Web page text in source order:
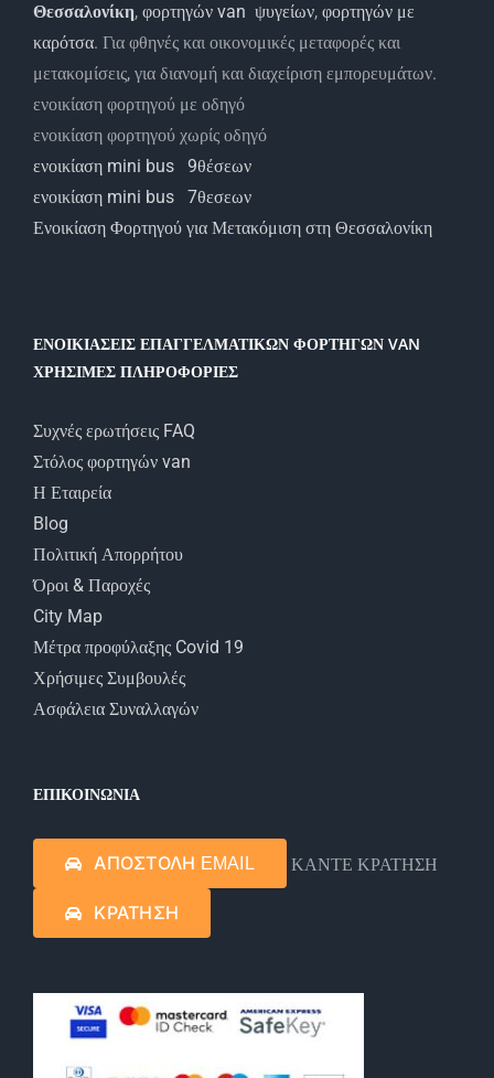
Θεσσαλονίκη, φορτηγών van ψυγείων, φορτηγών με
καρότσα. Για φθηνές και οικονομικές μεταφορές και
μετακομίσεις, για διανομή και διαχείριση εμπορευμάτων.
ενοικίαση φορτηγού με οδηγό
ενοικίαση φορτηγού χωρίς οδηγό
ενοικίαση mini bus 9θέσεων
ενοικίαση mini bus 7θεσεων
Ενοικίαση Φορτηγού για Μετακόμιση στη Θεσσαλονίκη
ΕΝΟΙΚΙΑΣΕΙΣ ΕΠΑΓΓΕΛΜΑΤΙΚΩΝ ΦΟΡΤΗΓΩΝ VAN
ΧΡΗΣΙΜΕΣ ΠΛΗΡΟΦΟΡΙΕΣ
Συχνές ερωτήσεις FAQ
Στόλος φορτηγών van
Η Εταιρεία
Blog
Πολιτική Απορρήτου
Όροι & Παροχές
City Map
Μέτρα προφύλαξης Covid 19
Χρήσιμες Συμβουλές
Ασφάλεια Συναλλαγών
ΕΠΙΚΟΙΝΩΝΙΑ
ΑΠΟΣΤΟΛΗ EMAIL ΚΑΝΤΕ ΚΡΑΤΗΣΗ
ΚΡΑΤΗΣΗ